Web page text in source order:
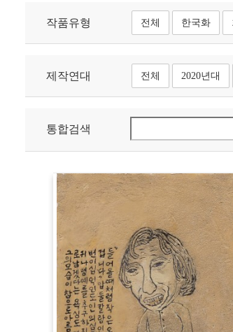
작품유형 전체 한국화
제작연대 전체 2020년대
통합검색